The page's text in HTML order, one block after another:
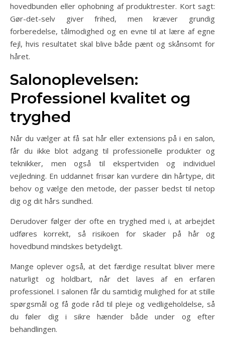
hovedbunden eller ophobning af produktrester. Kort sagt:
Gør-det-selv giver frihed, men kræver grundig
forberedelse, tålmodighed og en evne til at lære af egne
fejl, hvis resultatet skal blive både pænt og skånsomt for
håret.
Salonoplevelsen:
Professionel kvalitet og
tryghed
Når du vælger at få sat hår eller extensions på i en salon,
får du ikke blot adgang til professionelle produkter og
teknikker, men også til ekspertviden og individuel
vejledning. En uddannet frisør kan vurdere din hårtype, dit
behov og vælge den metode, der passer bedst til netop
dig og dit hårs sundhed.
Derudover følger der ofte en tryghed med i, at arbejdet
udføres korrekt, så risikoen for skader på hår og
hovedbund mindskes betydeligt.
Mange oplever også, at det færdige resultat bliver mere
naturligt og holdbart, når det laves af en erfaren
professionel. I salonen får du samtidig mulighed for at stille
spørgsmål og få gode råd til pleje og vedligeholdelse, så
du føler dig i sikre hænder både under og efter
behandlingen.